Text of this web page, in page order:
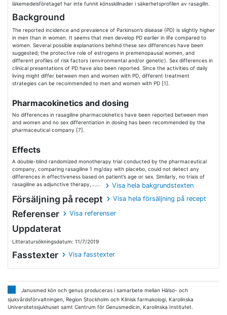
läkemedelsföretaget har inte funnit könsskillnader i säkerhetsprofilen av rasagilin.
Background
The reported incidence and prevalence of Parkinson’s disease (PD) is slightly higher
in men than in women. It seems that men develop PD earlier in life compared to
women. Several possible explanations behind these sex differences have been
suggested; the protective role of estrogens in premenopausal women, and
different profiles of risk factors (environmental and/or genetic). Sex differences in
clinical presentations of PD have also been reported. Since the activities of daily
living might differ between men and women with PD, different treatment
strategies can be recommended to men and women with PD [1].
Pharmacokinetics and dosing
No differences in rasagiline pharmacokinetics have been reported between men
and women and no sex differentiation in dosing has been recommended by the
pharmaceutical company [7].
Effects
A double-blind randomized monotherapy trial conducted by the pharmaceutical
company, comparing rasagiline 1 mg/day with placebo, could not detect any
differences in effectiveness based on patient’s age or sex. Similarly, no trials of
rasagiline as adjunctive therapy,......
Visa hela bakgrundstexten
Försäljning på recept Visa hela försäljning på recept
Referenser Visa referenser
Uppdaterat
Litteratursökningsdatum: 11/7/2019
Fasstexter Visa fasstexter
Janusmed kön och genus produceras i samarbete mellan Hälso- och
sjukvårdsförvaltningen, Region Stockholm och Klinisk farmakologi, Karolinska
Universitetssjukhuset samt Centrum för Genusmedicin, Karolinska Institutet.